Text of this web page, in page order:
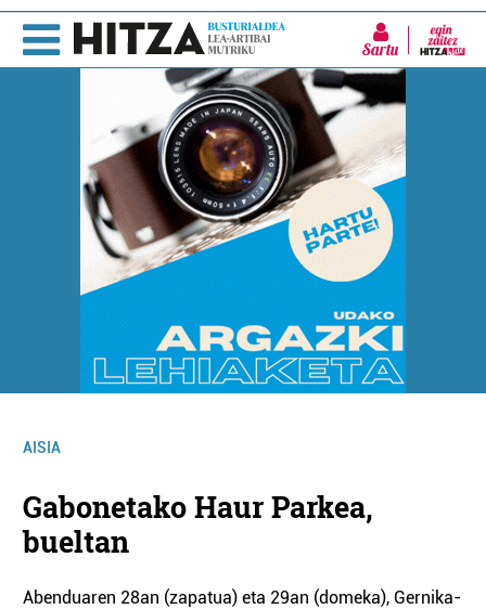
Sartu
AISIA
Gabonetako Haur Parkea,
bueltan
Abenduaren 28an (zapatua) eta 29an (domeka), Gernika-